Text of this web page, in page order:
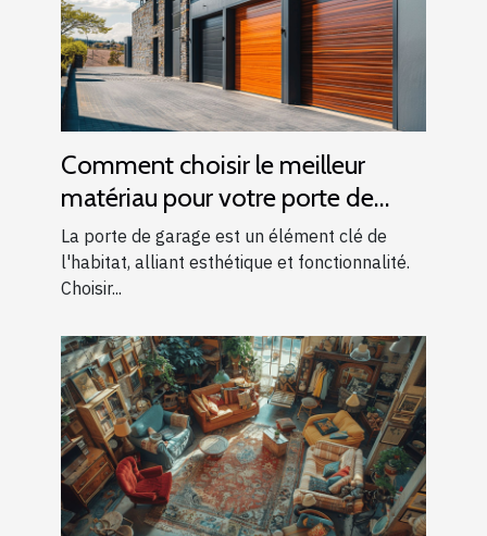
Comment choisir le meilleur
matériau pour votre porte de
garage
La porte de garage est un élément clé de
l'habitat, alliant esthétique et fonctionnalité.
Choisir...